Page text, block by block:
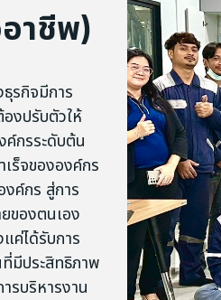
าชีพ)
รกิจมีการ
งปรับตัวให้
กรระดับต้น
ร็จขององค์กร
งค์กร สู่การ
ของตนเอง
ค่ได้รับการ
มีประสิทธิภาพ
รบริหารงาน